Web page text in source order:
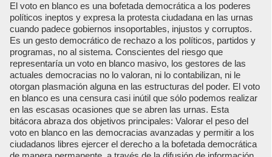
El voto en blanco es una bofetada democrática a los poderes
políticos ineptos y expresa la protesta ciudadana en las urnas
cuando padece gobiernos insoportables, injustos y corruptos.
Es un gesto democrático de rechazo a los políticos, partidos y
programas, no al sistema. Conscientes del riesgo que
representaría un voto en blanco masivo, los gestores de las
actuales democracias no lo valoran, ni lo contabilizan, ni le
otorgan plasmación alguna en las estructuras del poder. El voto
en blanco es una censura casi inútil que sólo podemos realizar
en las escasas ocasiones que se abren las urnas. Esta
bitácora abraza dos objetivos principales: Valorar el peso del
voto en blanco en las democracias avanzadas y permitir a los
ciudadanos libres ejercer el derecho a la bofetada democrática